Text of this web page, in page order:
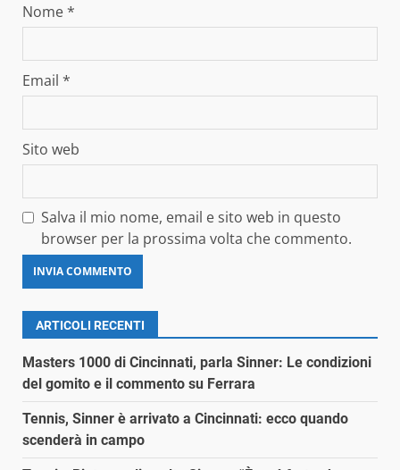
Nome*
Email *
Sito web
Salva il mio nome, email e sito web in questo
browser per la prossima volta che commento.
ARTICOLI RECENTI
Masters 1000 di Cincinnati, parla Sinner: Le condizioni
del gomito e il commento su Ferrara
Tennis, Sinner è arrivato a Cincinnati: ecco quando
scenderà in campo